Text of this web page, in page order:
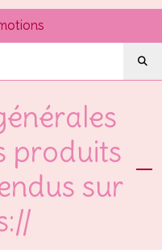
produits
sur